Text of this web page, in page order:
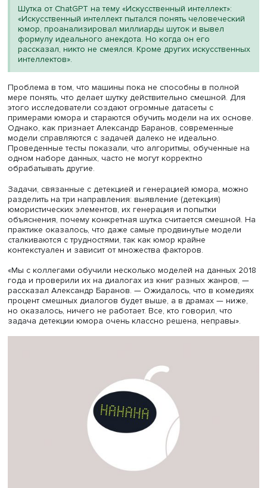
«Люди не доверяют полностью ИИ в таких вещах, как
проверка фактов», — подчеркивает Дмитрий
отмечает, что на данный момент ИИ лучше всего
помощник человека, а не как полностью
система.
Также спикер рассказал о более сложных формах
манипуляции, таких как пропаганда, подчеркнув, что
часто заключается не в откровенной лжи, а в
фактов и создании определенных эмоциональных
воздействий на аудиторию. Однако и здесь можно
использовать искусственный интеллект для анализа
подобных манипуляций как в текстах, так и в
выявлять цели и намерения авторов манипулятивного
контента, распознавая, на какие группы направлены
«смешные картинки» и кто в них изображен как герой
жертва. «Можно ловить прямо кусочки текста, где кто-
“втирает мозги” разными хитрыми способами», —
глубокого анализа медиаконтента: Дмитрий
отметил, что для эффективного обучения моделей ИИ
требуется большое количество информации, которая
всегда доступна. Тем не менее имеющиеся достижения
данной области впечатляют, и нейросети уже могут
автоматизировать процессы анализа, что делает их
Шутки уровня ИИ: смеяться или перезагружать?
«Могут ли машины генерировать действительно
шутки?» — задался вопросом преподаватель
. По его словам, на данный момент качество
создаваемых ИИ, остается на уровне 3 из 10.
Шутка от ChatGPT на тему «Искусственный интеллект»: